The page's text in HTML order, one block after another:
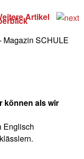
Artikel
Englisch